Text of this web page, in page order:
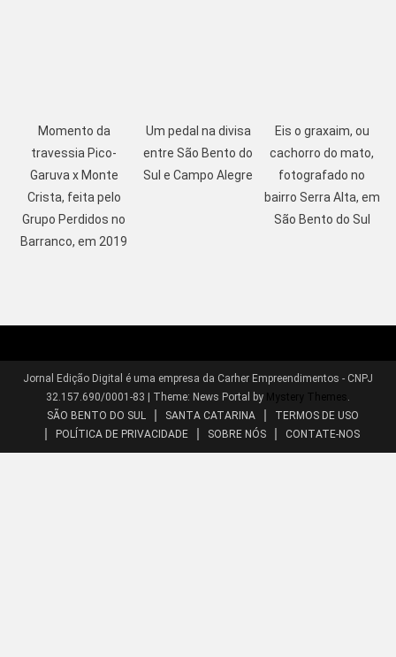
Momento da
travessia Pico-
Garuva x Monte
Crista, feita pelo
Grupo Perdidos no
Barranco, em 2019
Um pedal na divisa
entre São Bento do
Sul e Campo Alegre
Eis o graxaim, ou
cachorro do mato,
fotografado no
bairro Serra Alta, em
São Bento do Sul
Jornal Edição Digital é uma empresa da Carher Empreendimentos - CNPJ
32.157.690/0001-83
Theme: News Portal by Mystery Themes .
SÃO BENTO DO SUL
SANTA CATARINA
TERMOS DE USO
POLÍTICA DE PRIVACIDADE
SOBRE NÓS CONTATE-NOS